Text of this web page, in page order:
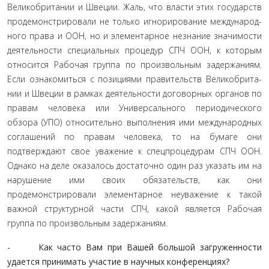
Великобритании и Швеции. Жаль, что власти этих государств
продемонстрировали не только игнорирование международ­
ного права и ООН, но и элементарное незнание значимости
деятельности специальных процедур СПЧ ООН, к которым
относится Рабочая группа по произвольным задержаниям.
Если ознакомиться с позициями правительств Великобрита­
нии и Швеции в рамках деятельности договорных органов по
правам человека или Универсального периодического
обзора (УПО) относительно выполнения ими международных
согла­шений по правам человека, то на бумаге они
подтверждают свое уважение к спецпроцедурам СПЧ ООН.
Однако на деле оказалось достаточно один раз указать им на
нарушение ими своих обязательств, как они
продемонстрировали элементар­ное неуважение к такой
важной структурной части СПЧ, ка­кой является Рабочая
группа по произвольным задержаниям.
- Как часто Вам при Вашей большой загруженности
удается принимать участие в научных конференциях?